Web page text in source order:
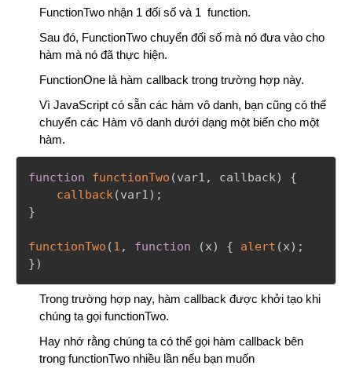
FunctionTwo nhận 1 đối số và 1 function.
Sau đó, FunctionTwo chuyển đối số mà nó đưa vào cho
hàm mà nó đã thực hiện.
FunctionOne là hàm callback trong trường hợp này.
Vì JavaScript có sẵn các hàm vô danh, bạn cũng có thể
chuyển các Hàm vô danh dưới dạng một biến cho một
hàm.
function functionTwo (var1 , callback)
{
callback (var1 ) ;
}
functionTwo (1 , function (x) { alert (x) ;
})
Trong trường hợp nay, hàm callback được khởi tạo khi
chúng ta gọi functionTwo.
Hay nhớ rằng chúng ta có thể gọi hàm callback bên
trong functionTwo nhiều lần nếu bạn muốn